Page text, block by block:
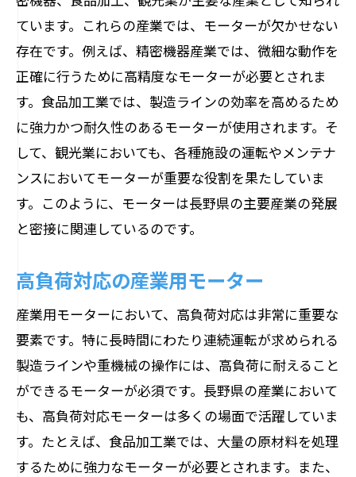
ています。これらの産業では、モーターが欠かせない
存在です。例えば、精密機器産業では、微細な動作を
正確に行うために高精度なモーターが必要とされま
す。食品加工業では、製造ラインの効率を高めるため
に強力かつ耐久性のあるモーターが使用されます。そ
して、観光業においても、各種施設の運転やメンテナ
ンスにおいてモーターが重要な役割を果たしていま
す。このように、モーターは長野県の主要産業の発展
と密接に関連しているのです。
高負荷対応の産業用モーター
産業用モーターにおいて、高負荷対応は非常に重要な
要素です。特に長時間にわたり連続運転が求められる
製造ラインや重機械の操作には、高負荷に耐えること
ができるモーターが必須です。長野県の産業において
も、高負荷対応モーターは多くの場面で活躍していま
す。たとえば、食品加工業では、大量の原材料を処理
するために強力なモーターが必要とされます。また、